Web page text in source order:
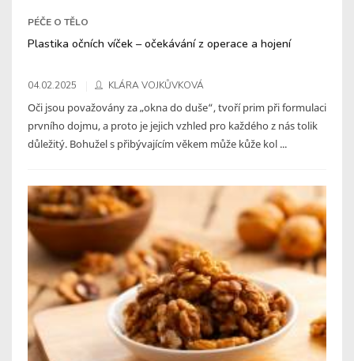
PÉČE O TĚLO
Plastika očních víček – očekávání z operace a hojení
04.02.2025 KLÁRA VOJKŮVKOVÁ
Oči jsou považovány za „okna do duše“, tvoří prim při formulaci
prvního dojmu, a proto je jejich vzhled pro každého z nás tolik
důležitý. Bohužel s přibývajícím věkem může kůže kol ...